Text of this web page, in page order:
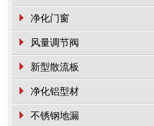
净化门窗
风量调节阀
新型散流板
净化铝型材
不锈钢地漏